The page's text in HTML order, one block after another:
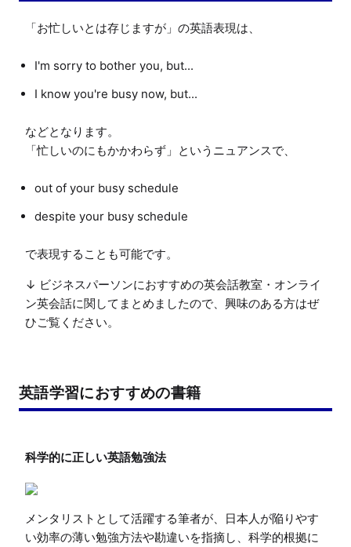
I'm sorry to bother you, but...
I know you're busy now, but...
などとなります。
out of your busy schedule
despite your busy schedule
↓ ビジネスパーソンにおすすめの英会話教室・オンライ
ン英会話に関してまとめましたので、興味のある方はぜ
ひご覧ください。
英語学習におすすめの書籍
メンタリストとして活躍する筆者が、日本人が陥りやす
い効率の薄い勉強方法や勘違いを指摘し、科学的根拠に